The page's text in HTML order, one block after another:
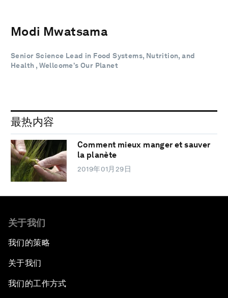
Modi Mwatsama
Senior Science Lead in Food Systems, Nutrition, and
Health , Wellcome’s Our Planet
最热内容
Comment mieux manger et sauver
la planète
2019年01月29日
关于我们
我们的策略
关于我们
我们的工作方式